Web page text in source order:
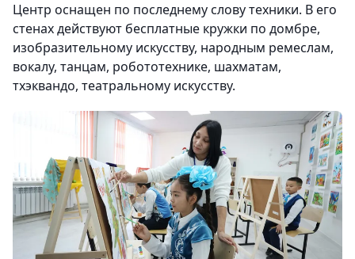
Центр оснащен по последнему слову техники. В его
стенах действуют бесплатные кружки по домбре,
изобразительному искусству, народным ремеслам,
вокалу, танцам, робототехнике, шахматам,
тхэквандо, театральному искусству.